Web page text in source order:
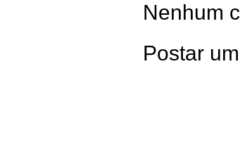
Nenhum
Postar